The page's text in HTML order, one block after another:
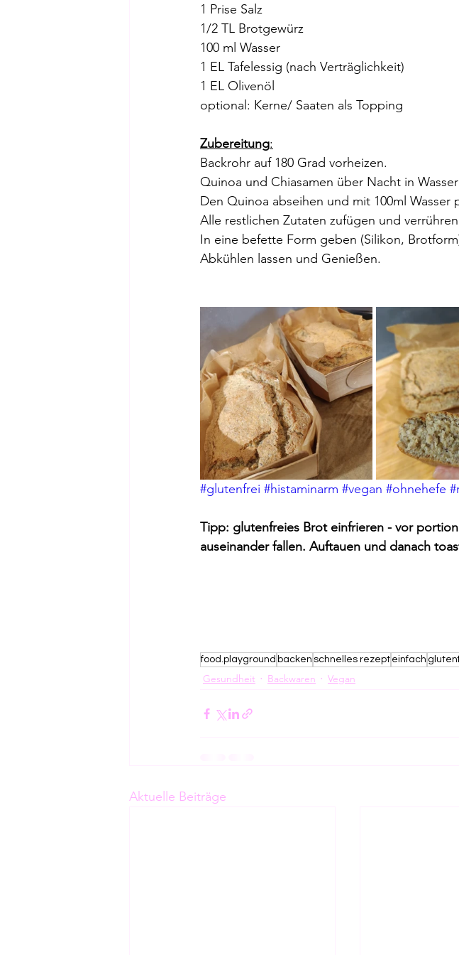
1 Prise Salz
1/2 TL Brotgewürz
100 ml Wasser
1 EL Tafelessig (nach Verträglichkeit)
1 EL Olivenöl
optional: Kerne/ Saaten als Topping
Zubereitung:
Backrohr auf 180 Grad vorheizen.
Quinoa und Chiasamen über Nacht in
Den Quinoa abseihen und mit 100ml Wasser
Alle restlichen Zutaten zufügen und
In eine befette Form geben (Silikon,
Abkühlen lassen und Genießen.
#glutenfrei #histaminarm #vegan #ohnehefe
Tipp: glutenfreies Brot einfrieren - vor
auseinander fallen. Auftauen und danach
food.playground backen schnelles rezept einfach
Gesundheit Backwaren Vegan
Aktuelle Beiträge